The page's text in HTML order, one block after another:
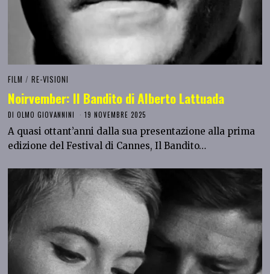
FILM / RE-VISIONI
Noirvember: Il Bandito di Alberto Lattuada
DIOLMO GIOVANNINI 19 NOVEMBRE 2025
A quasi ottant’anni dalla sua presentazione alla prima
edizione del Festival di Cannes, Il Bandito…